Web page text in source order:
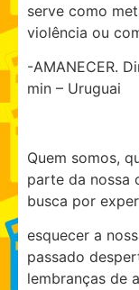
serve como
violência ou
-AMANECER.
min – Uruguai
Quem somos,
parte da nossa
busca por
esquecer a
passado
lembranças de